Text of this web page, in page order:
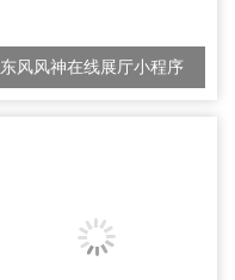
东风风神在线展厅小程序